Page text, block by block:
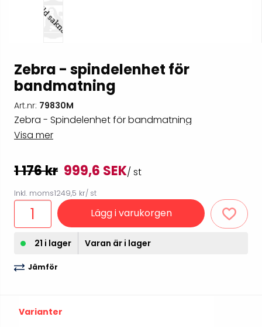
Zebra - spindelenhet för
bandmatning
Art.nr: 79830M
Zebra - Spindelenhet för bandmatning
Visa mer
1 176 kr 999,6 SEK/ st
Inkl. moms1249,5 kr/ st
Lägg i varukorgen
21 i lager Varan är i lager
Jämför
Varianter